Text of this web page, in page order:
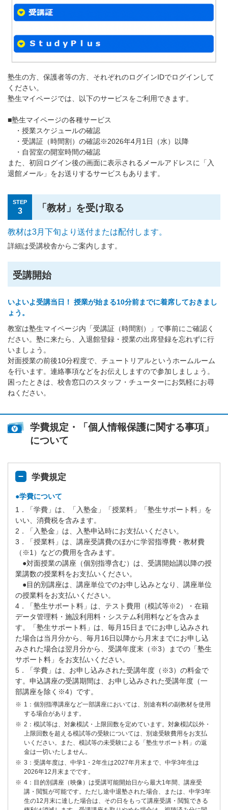
塾生の方、保護者等の方、それぞれのログインIDでログインして
ください。
塾生マイページでは、以下のサービスをご利用できます。
■塾生マイページの各種サービス
・授業スケジュールの確認
・受講証（時間割）の確認※2026年4月1日（水）以降
・自習室の開室時間の確認
また、初回ログイン後の画面に表示されるメールアドレスに「入
退館メール」をお送りするサービスもあります。
STEP
3 「教材」を受け取る
教材は3月下旬より送付または配付します。
詳細は受講校舎からご案内します。
受講開始
いよいよ受講当日！ 授業が始まる10分前までに着席しておきまし
ょう。
教室は塾生マイページ内「受講証（時間割）」で事前にご確認く
ださい。塾に来たら、入退館登録・授業の出席登録を忘れずに行
いましょう。
対面授業の前後10分程度で、チュートリアルというホームルーム
を行います。連絡事項などをお伝えしますので参加しましょう。
困ったときは、校舎窓口のスタッフ・チューターにお気軽にお尋
ねください。
学費規定・「個人情報保護に関する事項」
について
学費規定
●学費について
1．「学費」は、「入塾金」「授業料」「塾生サポート料」を
いい、消費税を含みます。
2．「入塾金」は、入塾申込時にお支払いください。
3．「授業料」は、講座受講費のほかに学習指導費・教材費
（※1）などの費用を含みます。
●対面授業の講座（個別指導含む）は、受講開始講以降の授
業講数の授業料をお支払いください。
●目的別講座は、講座単位でのお申し込みとなり、講座単位
の授業料をお支払いください。
4．「塾生サポート料」は、テスト費用（模試等※2）・在籍
データ管理料・施設利用料・システム利用料などを含みま
す。「塾生サポート料」は、毎月15日までにお申し込みされ
た場合は当月分から、毎月16日以降から月末までにお申し込
みされた場合は翌月分から、受講年度末（※3）までの「塾生
サポート料」をお支払いください。
5．「学費」は、お申し込みされた受講年度（※3）の料金で
す。申込講座の受講期間は、お申し込みされた受講年度（一
部講座を除く※4）です。
1：個別指導講座など一部講座においては、別途有料の副教材を使用
する場合があります。
2：模試等は、対象模試・上限回数を定めています。対象模試以外・
上限回数を超える模試等の受験については、別途受験費用をお支払
いください。また、模試等の未受験による「塾生サポート料」の返
金は一切いたしません。
3：受講年度は、中学1・2年生は2027年月末まで、中学3年生は
2026年12月末までです。
4：目的別講座（映像）は受講可能開始日から最大1年間、講座受
講・閲覧が可能です。ただし途中退塾された場合、または、中学3年
生の12月末に達した場合は、その日をもって講座受講・閲覧できる